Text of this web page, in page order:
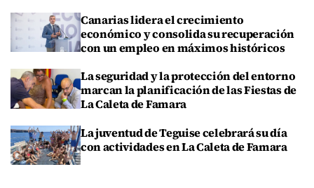
Canarias lidera el crecimiento
económico y consolida su recuperación
con un empleo en máximos históricos
La seguridad y la protección del entorno
marcan la planificación de las Fiestas de
La Caleta de Famara
La juventud de Teguise celebrará su día
con actividades en La Caleta de Famara